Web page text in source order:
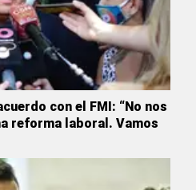
con el FMI: “No nos
reforma laboral. Vamos